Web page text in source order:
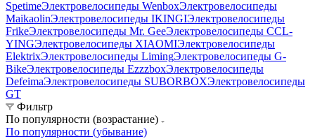
SpetimeЭлектровелосипеды WenboxЭлектровелосипеды
MaikaolinЭлектровелосипеды IKINGIЭлектровелосипеды
FrikeЭлектровелосипеды Mr. GeeЭлектровелосипеды CCL-
YINGЭлектровелосипеды XIAOMIЭлектровелосипеды
ElektrixЭлектровелосипеды LimingЭлектровелосипеды G-
BikeЭлектровелосипеды EzzzboxЭлектровелосипеды
DefeimaЭлектровелосипеды SUBORBOXЭлектровелосипеды
GT
Фильтр
По популярности (возрастание)
По популярности (убывание)